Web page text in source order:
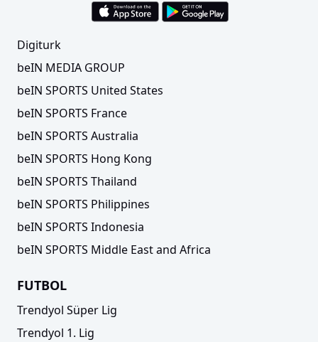
Digiturk
beIN MEDIA GROUP
beIN SPORTS United States
beIN SPORTS France
beIN SPORTS Australia
beIN SPORTS Hong Kong
beIN SPORTS Thailand
beIN SPORTS Philippines
beIN SPORTS Indonesia
beIN SPORTS Middle East and Africa
FUTBOL
Trendyol Süper Lig
Trendyol 1. Lig